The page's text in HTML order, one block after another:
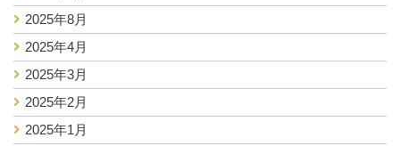
2025年8月
2025年4月
2025年3月
2025年2月
2025年1月